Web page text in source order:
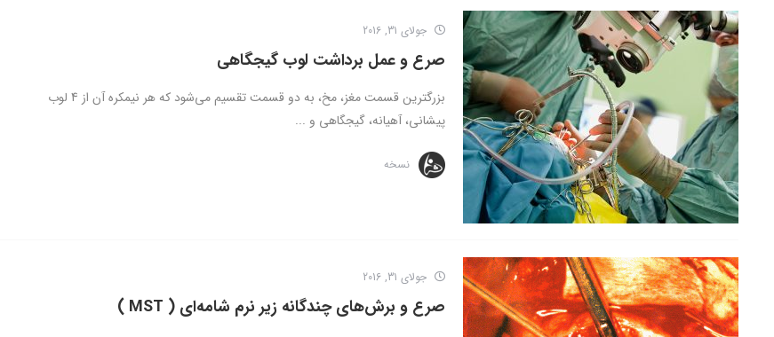
جولای 31, 2016
صرع و عمل برداشت لوب گیجگاهی
بزرگترین قسمت مغز، مخ، به دو قسمت تقسیم می‌شود که هر نیمکره آن از 4 لوب
پیشانی، آهیانه، گیجگاهی و ...
نسخه
جولای 31, 2016
صرع و برش‌های چندگانه زیر نرم شامه‌ای ( MST )